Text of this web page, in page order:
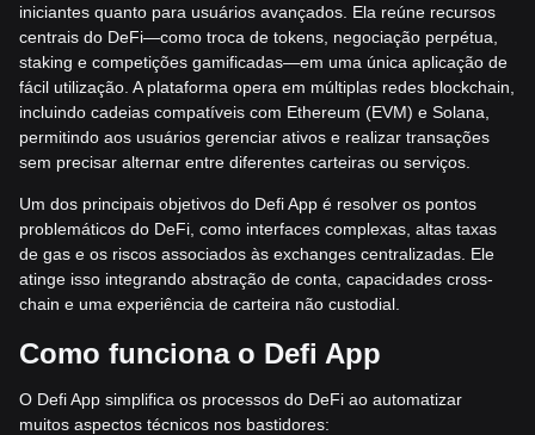
iniciantes quanto para usuários avançados. Ela reúne recursos
centrais do DeFi—como troca de tokens, negociação perpétua,
staking e competições gamificadas—em uma única aplicação de
fácil utilização. A plataforma opera em múltiplas redes blockchain,
incluindo cadeias compatíveis com Ethereum (EVM) e Solana,
permitindo aos usuários gerenciar ativos e realizar transações
sem precisar alternar entre diferentes carteiras ou serviços.
Um dos principais objetivos do Defi App é resolver os pontos
problemáticos do DeFi, como interfaces complexas, altas taxas
de gas e os riscos associados às exchanges centralizadas. Ele
atinge isso integrando abstração de conta, capacidades cross-
chain e uma experiência de carteira não custodial.
Como funciona o Defi App
O Defi App simplifica os processos do DeFi ao automatizar
muitos aspectos técnicos nos bastidores: